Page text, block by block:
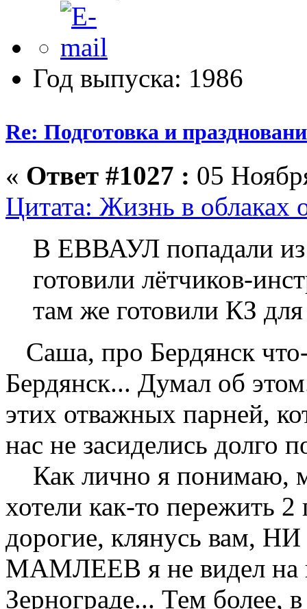
Год выпуска: 1986
Re: Подготовка и
« Ответ #1027 : 05
Цитата: Жизнь в облаках
В ЕВВАУЛ попадали из
готовили лётчиков-
там же готовили КЗ
Саша, про Бердянск
Бердянск... Думал об
этих отважных парней,
нас не засиделись долго
Как лично я понимаю,
хотели как-то пережить
дорогие, клянусь вам,
МАМЛЕЕВ я не видел на
Зернограде... Тем более,